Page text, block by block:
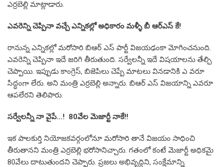
ఎర్ర‌బెల్లి మాట్లాడారు.
ఎవ‌రెన్ని చెప్పినా వ‌చ్చే ఎన్నిక‌ల్లో అధికారం మ‌ళ్ళీ బీ ఆర్ఎస్ కే!
రానున్న ఎన్నిక‌ల్లో మ‌రోసారి బిఆర్ ఎస్ పార్టీ విజ‌య‌ఢంకా మోగించ‌నుంది.
ఎవ‌రెన్ని చెప్పినా ఇదే జ‌రిగి తీరుతుంది. స‌ర్వేల‌న్నీ ఇదే విష‌యాల‌ను తేల్చి
చెప్పాయి. ఇప్పుడు కాంగ్రెస్‌, బిజెపిలు చెప్పే మాట‌లు విన‌డానికి ఎ వ‌రూ
సిద్ధంగా లేరు. అని మంత్రి ఎర్ర‌బెల్లి అన్నారు. బిఆర్ ఎస్ విజ‌యాన్ని ఎవ‌రూ
ఆప‌లేర‌ని తెలిపారు.
స‌ర్వేల‌న్నీ నా వైపే…! 80వేల మెజార్టీ నాకే!!
ఇక పాల‌కుర్తి నియోజ‌క‌వ‌ర్గంలోనూ మ‌రోసారి తానే విజ‌యం సాధించి
తీరుతాన‌ని మంత్రి ఎర్ర‌బెల్లి భ‌రోసానిచ్చారు. గ‌తంలో కంటే మెజార్టీ అధిక‌మై
80వేలు దాటుతుంద‌ని చెప్పారు. ప్ర‌జ‌లు అభివృద్ధిని, సంక్షేమాన్ని